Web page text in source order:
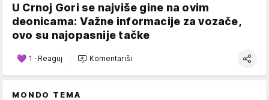
U Crnoj Gori se najviše gine na ovim
deonicama: Važne informacije za vozače,
ovo su najopasnije tačke
1 · Reaguj Komentariši
MONDO TEMA